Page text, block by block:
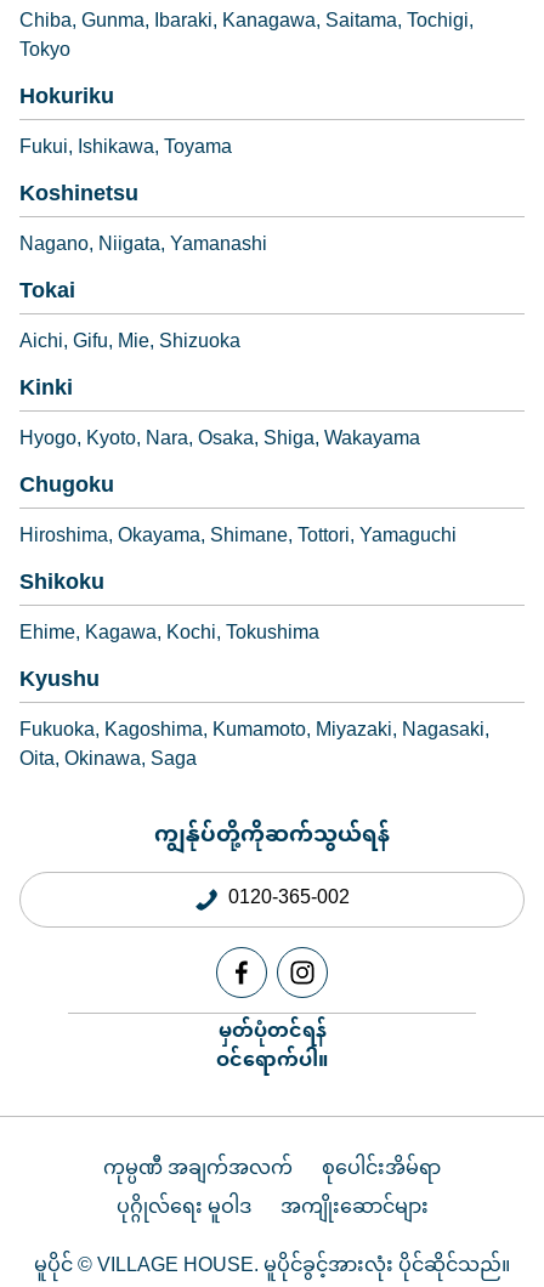
Chiba Gunma Ibaraki Kanagawa Saitama Tochigi
Tokyo
Hokuriku
Fukui Ishikawa Toyama
Koshinetsu
Nagano Niigata Yamanashi
Tokai
Aichi Gifu Mie Shizuoka
Kinki
Hyogo Kyoto Nara Osaka Shiga Wakayama
Chugoku
Hiroshima Okayama Shimane Tottori Yamaguchi
Shikoku
Ehime Kagawa Kochi Tokushima
Kyushu
Fukuoka Kagoshima Kumamoto Miyazaki Nagasaki
Oita Okinawa Saga
ကျွန်ုပ်တို့ကိုဆက်သွယ်ရန်
0120-365-002
မှတ်ပုံတင်ရန်
ဝင်ရောက်ပါ။
ကုမ္ပဏီ အချက်အလက်
စုပေါင်းအိမ်ရာ
ပုဂ္ဂိုလ်ရေး မူဝါဒ
အကျိုးဆောင်များ
မူပိုင် © VILLAGE HOUSE. မူပိုင်ခွင့်အားလုံး ပိုင်ဆိုင်သည်။